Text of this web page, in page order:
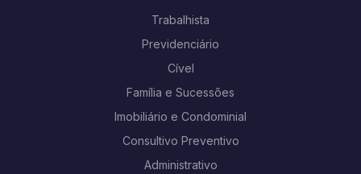
Trabalhista
Previdenciário
Cível
Família e Sucessões
Imobiliário e Condominial
Consultivo Preventivo
Administrativo